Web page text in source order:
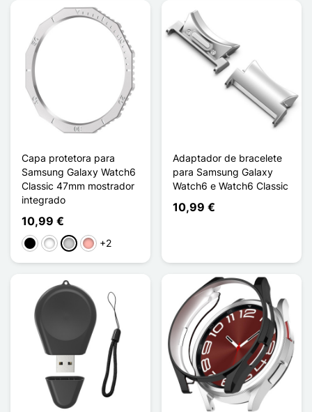
Capa protetora para
Samsung Galaxy Watch6
Classic 47mm mostrador
integrado
10,99 €
PretoBrancoPrataOuro rosa
+2
Adaptador de bracelete
para Samsung Galaxy
Watch6 e Watch6 Classic
10,99 €